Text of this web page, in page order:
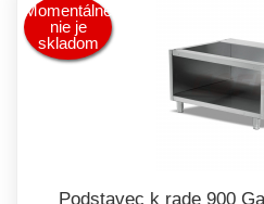
Momentálne
nie je
skladom
Podstavec k rade 900